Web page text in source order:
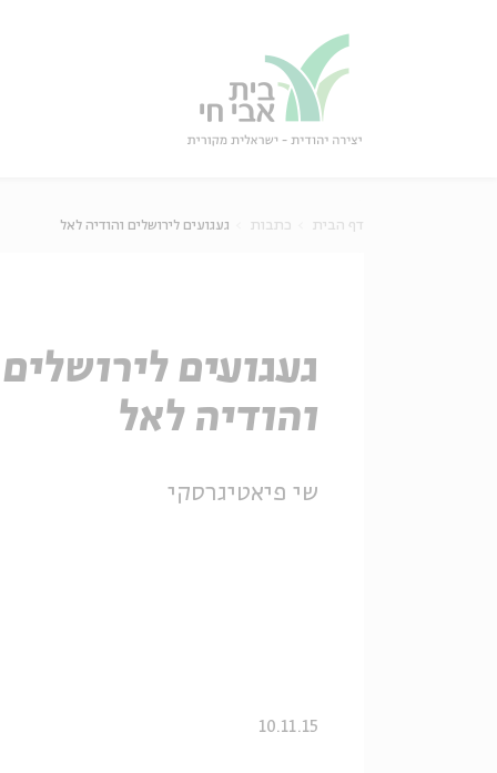
דף הבית כתבות געגועים לירושלים והודיה לאל
געגועים לירושלים
והודיה לאל
שי פיאטיגרסקי
10.11.15